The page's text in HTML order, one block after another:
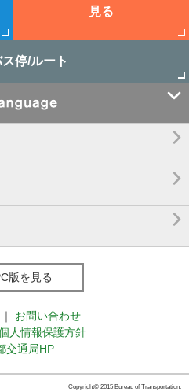
見る
ス停/ルート




版を見る
｜
お問い合わせ
人情報保護方針
交通局HP
Copyright© 2015 Bureau of Transportation.